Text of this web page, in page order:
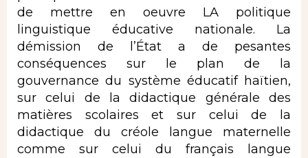
de mettre en oeuvre LA politique
linguistique éducative nationale. La
démission de l’État a de pesantes
conséquences sur le plan de la
gouvernance du système éducatif haïtien,
sur celui de la didactique générale des
matières scolaires et sur celui de la
didactique du créole langue maternelle
comme sur celui du français langue